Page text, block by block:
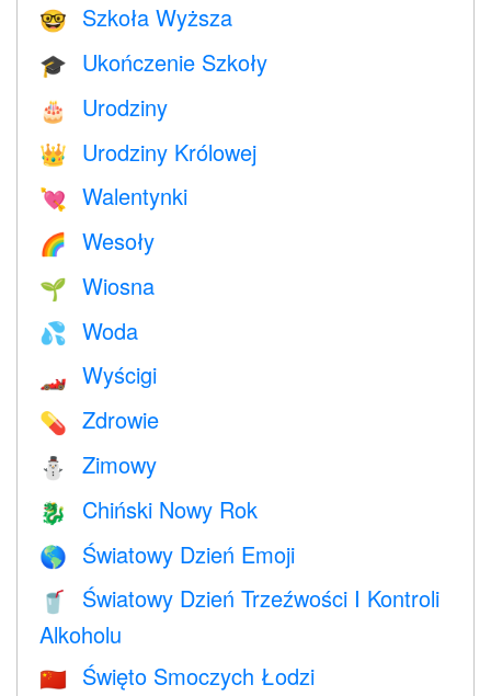
🤓 Szkoła Wyższa
🎓 Ukończenie Szkoły
🎂 Urodziny
👑 Urodziny Królowej
💘 Walentynki
🌈 Wesoły
🌱 Wiosna
💦 Woda
🏎 Wyścigi
💊 Zdrowie
⛄ Zimowy
🐉 Chiński Nowy Rok
🌎 Światowy Dzień Emoji
🥤
Światowy Dzień Trzeźwości I Kontroli
Alkoholu
🇨🇳 Święto Smoczych Łodzi